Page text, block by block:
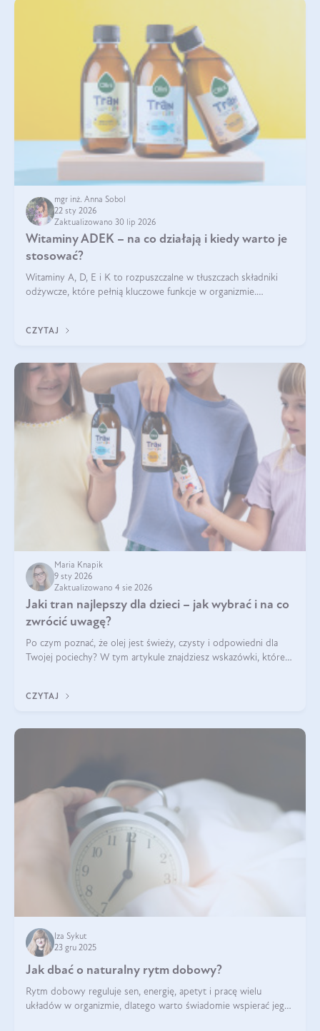
mgr inż. Anna Sobol
22 sty 2026
Zaktualizowano 30 lip 2026
Witaminy ADEK – na co działają i kiedy warto je
stosować?
Witaminy A, D, E i K to rozpuszczalne w tłuszczach składniki
odżywcze, które pełnią kluczowe funkcje w organizmie.
CZYTAJ
Maria Knapik
9 sty 2026
Zaktualizowano 4 sie 2026
Jaki tran najlepszy dla dzieci – jak wybrać i na co
zwrócić uwagę?
Po czym poznać, że olej jest świeży, czysty i odpowiedni dla
Twojej pociechy? W tym artykule znajdziesz wskazówki, które
CZYTAJ
Iza Sykut
23 gru 2025
Jak dbać o naturalny rytm dobowy?
Rytm dobowy reguluje sen, energię, apetyt i pracę wielu
układów w organizmie, dlatego warto świadomie wspierać jego